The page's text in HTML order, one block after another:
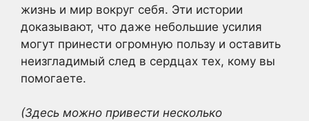
жизнь и мир вокруг себя. Эти истории
доказывают, что даже небольшие усилия
могут принести огромную пользу и оставить
неизгладимый след в сердцах тех, кому вы
помогаете.
(Здесь можно привести несколько